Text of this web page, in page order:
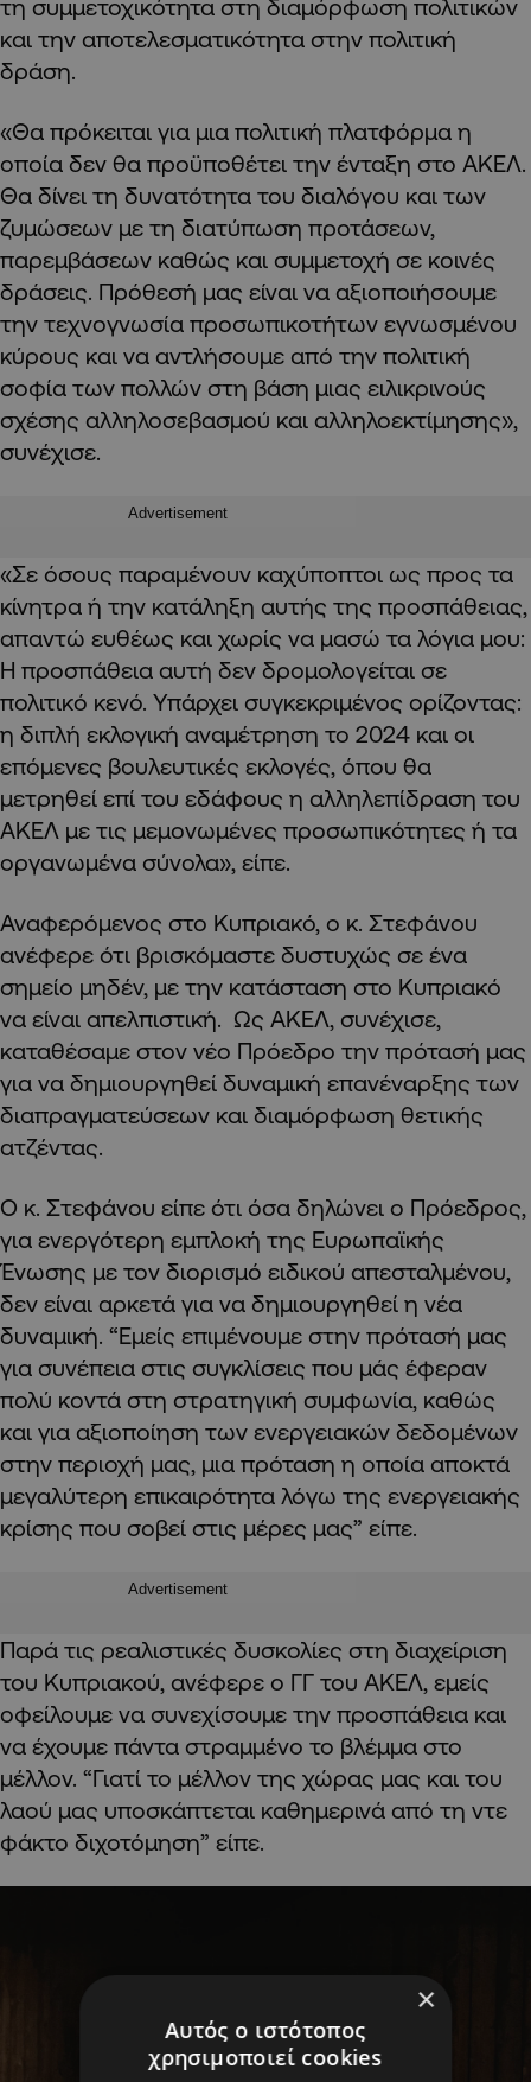
τη συμμετοχικότητα στη διαμόρφωση πολιτικών
και την αποτελεσματικότητα στην πολιτική
δράση.
«Θα πρόκειται για μια πολιτική πλατφόρμα η
οποία δεν θα προϋποθέτει την ένταξη στο ΑΚΕΛ.
Θα δίνει τη δυνατότητα του διαλόγου και των
ζυμώσεων με τη διατύπωση προτάσεων,
παρεμβάσεων καθώς και συμμετοχή σε κοινές
δράσεις. Πρόθεσή μας είναι να αξιοποιήσουμε
την τεχνογνωσία προσωπικοτήτων εγνωσμένου
κύρους και να αντλήσουμε από την πολιτική
σοφία των πολλών στη βάση μιας ειλικρινούς
σχέσης αλληλοσεβασμού και αλληλοεκτίμησης»,
συνέχισε.
Advertisement
«Σε όσους παραμένουν καχύποπτοι ως προς τα
κίνητρα ή την κατάληξη αυτής της προσπάθειας,
απαντώ ευθέως και χωρίς να μασώ τα λόγια μου:
Η προσπάθεια αυτή δεν δρομολογείται σε
πολιτικό κενό. Υπάρχει συγκεκριμένος ορίζοντας:
η διπλή εκλογική αναμέτρηση το 2024 και οι
επόμενες βουλευτικές εκλογές, όπου θα
μετρηθεί επί του εδάφους η αλληλεπίδραση του
ΑΚΕΛ με τις μεμονωμένες προσωπικότητες ή τα
οργανωμένα σύνολα», είπε.
Αναφερόμενος στο Κυπριακό, ο κ. Στεφάνου
ανέφερε ότι βρισκόμαστε δυστυχώς σε ένα
σημείο μηδέν, με την κατάσταση στο Κυπριακό
να είναι απελπιστική. Ως ΑΚΕΛ, συνέχισε,
καταθέσαμε στον νέο Πρόεδρο την πρότασή μας
για να δημιουργηθεί δυναμική επανέναρξης των
διαπραγματεύσεων και διαμόρφωση θετικής
ατζέντας.
Ο κ. Στεφάνου είπε ότι όσα δηλώνει ο Πρόεδρος,
για ενεργότερη εμπλοκή της Ευρωπαϊκής
Ένωσης με τον διορισμό ειδικού απεσταλμένου,
δεν είναι αρκετά για να δημιουργηθεί η νέα
δυναμική. “Εμείς επιμένουμε στην πρότασή μας
για συνέπεια στις συγκλίσεις που μάς έφεραν
πολύ κοντά στη στρατηγική συμφωνία, καθώς
και για αξιοποίηση των ενεργειακών δεδομένων
στην περιοχή μας, μια πρόταση η οποία αποκτά
μεγαλύτερη επικαιρότητα λόγω της ενεργειακής
κρίσης που σοβεί στις μέρες μας” είπε.
Advertisement
Παρά τις ρεαλιστικές δυσκολίες στη διαχείριση
του Κυπριακού, ανέφερε ο ΓΓ του ΑΚΕΛ, εμείς
οφείλουμε να συνεχίσουμε την προσπάθεια και
να έχουμε πάντα στραμμένο το βλέμμα στο
μέλλον. “Γιατί το μέλλον της χώρας μας και του
λαού μας υποσκάπτεται καθημερινά από τη ντε
φάκτο διχοτόμηση” είπε.
×
Αυτός ο ιστότοπος
χρησιμοποιεί cookies